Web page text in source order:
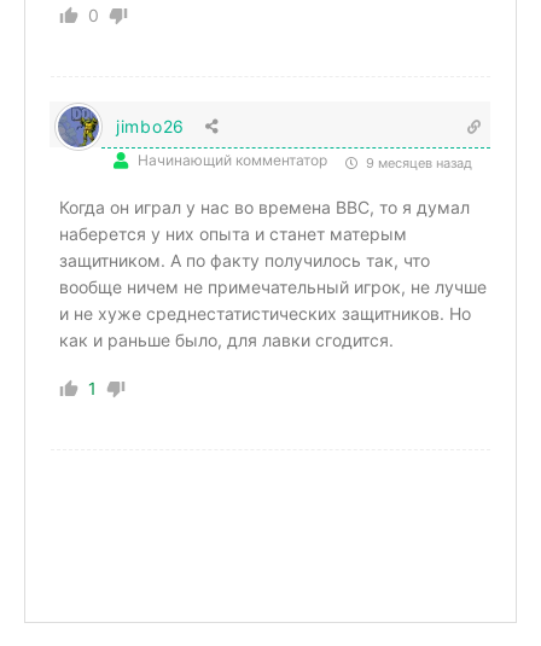
0
jimbo26
Начинающий комментатор 9 месяцев назад
Когда он играл у нас во времена BBC, то я думал
наберется у них опыта и станет матерым
защитником. А по факту получилось так, что
вообще ничем не примечательный игрок, не лучше
и не хуже среднестатистических защитников. Но
как и раньше было, для лавки сгодится.
1